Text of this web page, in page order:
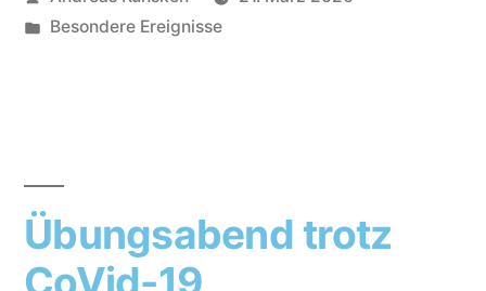
Besondere Ereignisse
Übungsabend trotz